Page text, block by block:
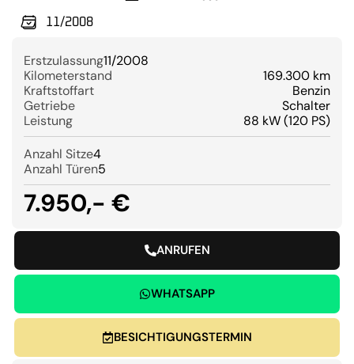
11/2008
Erstzulassung11/2008
Kilometerstand
169.300 km
Kraftstoffart
Benzin
Getriebe
Schalter
Leistung
88 kW (120 PS)
Anzahl Sitze4
Anzahl Türen5
7.950,- €
ANRUFEN
WHATSAPP
BESICHTIGUNGSTERMIN